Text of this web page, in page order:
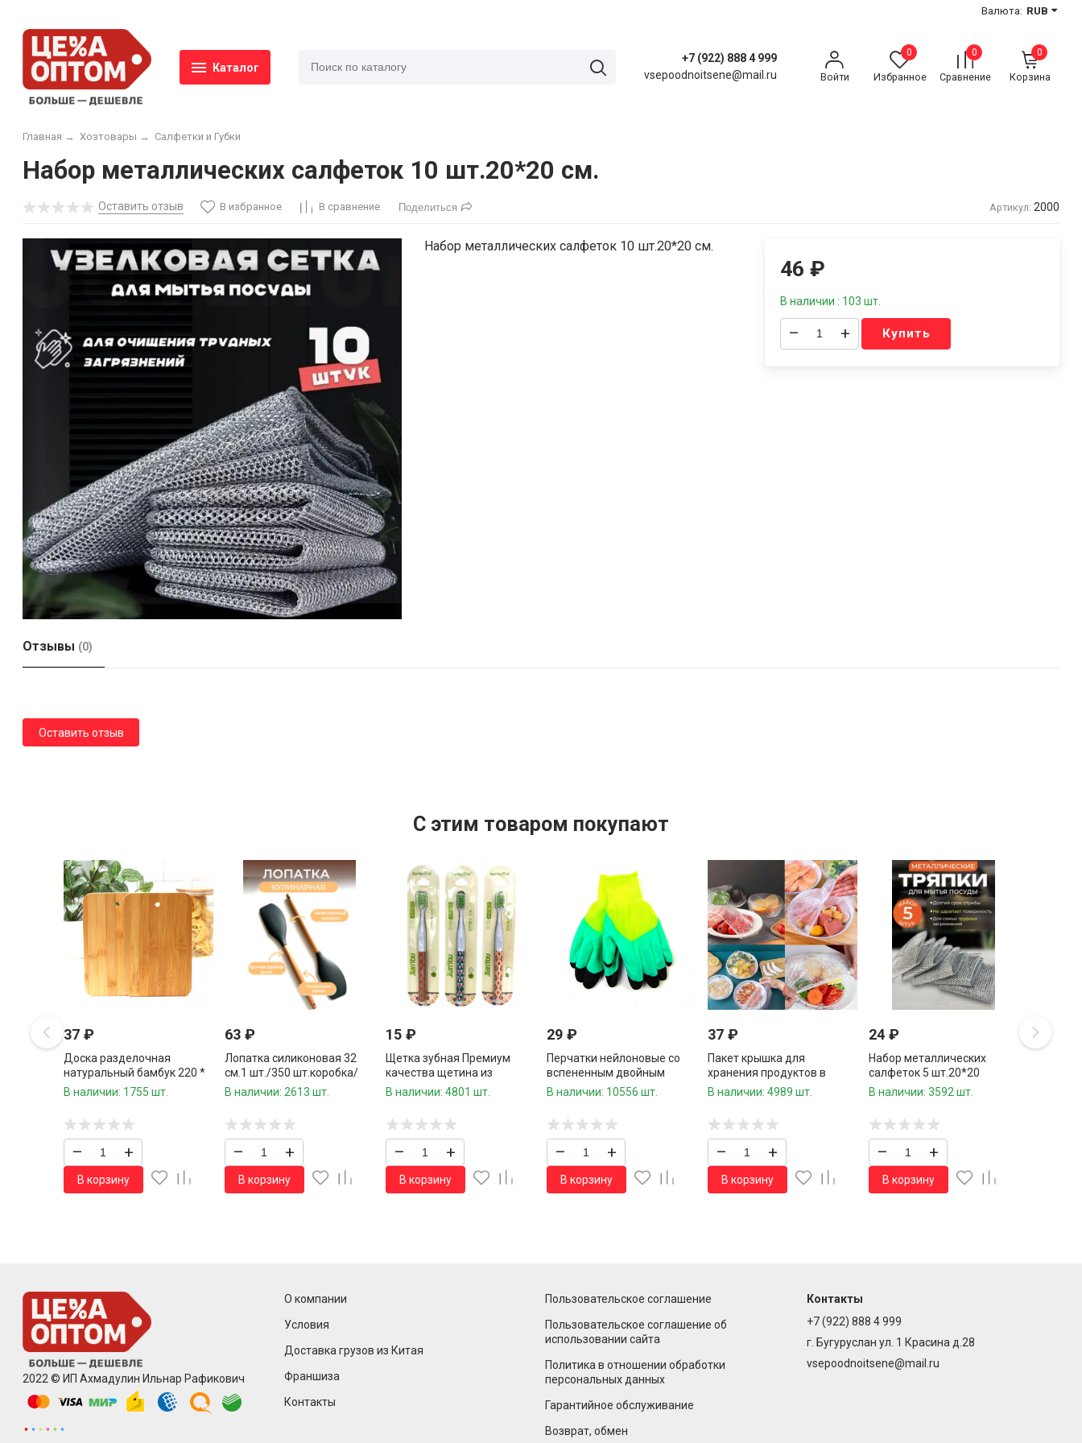
Валюта: RUB
Каталог
+7 (922) 888 4 999
vsepoodnoitsene@mail.ru
Войти
0
Избранное
0
Сравнение
0
Корзина
Главная → Хозтовары → Салфетки и Губки
Набор металлических салфеток 10 шт.20*20 см.
Оставить отзыв В избранное В сравнение Поделиться Артикул: 2000
Набор металлических салфеток 10 шт.20*20 см.
46₽
В наличии : 103 шт.
– + Купить
Отзывы (0)
Оставить отзыв
C этим товаром покупают
37 ₽
Доска разделочная
натуральный бамбук 220 *
140 * 0,4 мм.1 шт./300
В наличии: 1755 шт.
– +
В корзину
63 ₽
Лопатка силиконовая 32
см.1 шт./350 шт.коробка/
В наличии: 2613 шт.
– +
В корзину
15 ₽
Щетка зубная Премиум
качества щетина из
бамбука.оригинальный
В наличии: 4801 шт.
– +
В корзину
29 ₽
Перчатки нейлоновые со
вспененным двойным
латексным покрытием 1
В наличии: 10556 шт.
– +
В корзину
37 ₽
Пакет крышка для
хранения продуктов в
сумочке 100 шт.39 см./600
В наличии: 4989 шт.
– +
В корзину
24 ₽
Набор металлических
салфеток 5 шт.20*20
см./400 шт.коробка/
В наличии: 3592 шт.
– +
В корзину
2022 © ИП Ахмадулин Ильнар Рафикович
О компании
Условия
Доставка грузов из Китая
Франшиза
Контакты
Пользовательское соглашение
Пользовательское соглашение об
использовании сайта
Политика в отношении обработки
персональных данных
Гарантийное обслуживание
Возврат, обмен
Контакты
+7 (922) 888 4 999
г. Бугуруслан ул. 1 Красина д.28
vsepoodnoitsene@mail.ru